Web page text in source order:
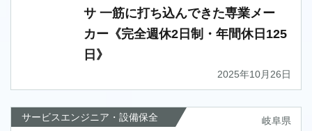
サ 一筋に打ち込んできた専業メー
カー《完全週休2日制・年間休日125
日》
2025年10月26日
サービスエンジニア・設備保全 岐阜県